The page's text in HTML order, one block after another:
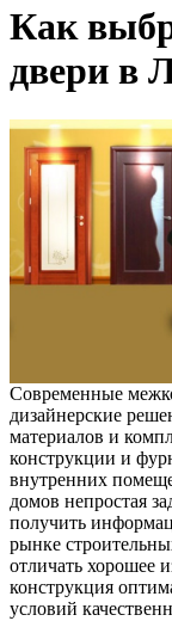
Как
двери в
Современные
дизайнерские
материалов и
конструкции и
внутренних
домов непростая
получить
рынке
отличать хорошее
конструкция
условий